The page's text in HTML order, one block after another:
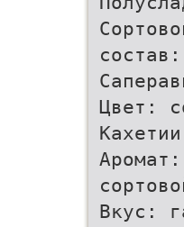
Цвет:
Вкус: